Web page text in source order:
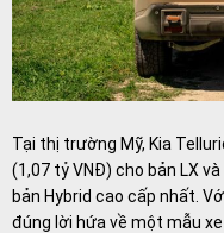
Tại thị trường Mỹ, Kia
(1,07 tỷ VNĐ) cho bản LX
bản Hybrid cao cấp nhất.
đúng lời hứa về một mẫu